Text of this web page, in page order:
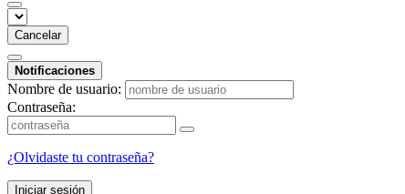
Cancelar
Notificaciones
Nombre de usuario:
Contraseña:
¿Olvidaste tu contraseña?
Iniciar sesión